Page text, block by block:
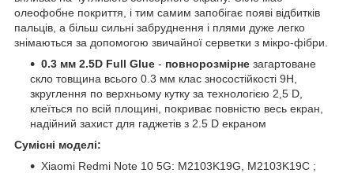
олеофобне покриття, і тим самим запобігає появі відбитків
пальців, а більш сильні забруднення і плями дуже легко
знімаються за допомогою звичайної серветки з мікро-фібри.
0.3 мм 2.5D Full Glue - повнорозмірне загартоване
скло товщина всього 0.3 мм клас зносостійкості 9H,
зкруглення по верхньому кутку за технологією 2,5 D,
клеїться по всій площині, покриває повністю весь екран,
надійний захист для гаджетів з 2.5 D екраном
Сумісні моделі:
Xiaomi Redmi Note 10 5G: M2103K19G, M2103K19C ;